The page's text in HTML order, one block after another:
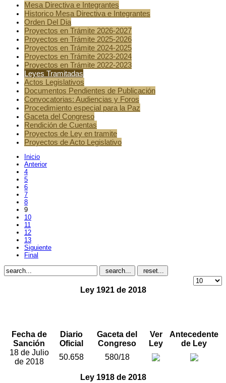
Mesa Directiva e Integrantes
Historico Mesa Directiva e Integrantes
Orden Del Dia
Proyectos en Trámite 2026-2027
Proyectos en Trámite 2025-2026
Proyectos en Trámite 2024-2025
Proyectos en Trámite 2023-2024
Proyectos en Trámite 2022-2023
Leyes Tramitadas
Actos Legislativos
Documentos Pendientes de Publicación
Convocatorias: Audiencias y Foros
Procedimiento especial para la Paz
Gaceta del Congreso
Rendición de Cuentas
Proyectos de Ley en tramite
Proyectos de Acto Legislativo
Inicio
Anterior
4
5
6
7
8
9
10
11
12
13
Siguiente
Final
search... reset...
Ley 1921 de 2018
Fecha de
Sanción
Diario
Oficial
Gaceta del
Congreso
Ver
Ley
Antecedente
de Ley
18 de Julio
de 2018
50.658 580/18
Ley 1918 de 2018